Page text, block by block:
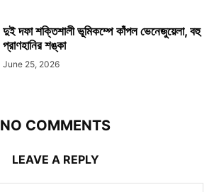
দুই দফা শক্তিশালী ভূমিকম্পে কাঁপল ভেনেজুয়েলা, বহু
প্রাণহানির শঙ্কা
June 25, 2026
NO COMMENTS
LEAVE A REPLY